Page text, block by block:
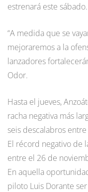
estrenará este sábado.
“A medida que se
mejoraremos a la
lanzadores
Odor.
Hasta el jueves,
racha negativa más
seis descalabros
El récord negativo de
entre el 26 de
En aquella
piloto Luis Dorante